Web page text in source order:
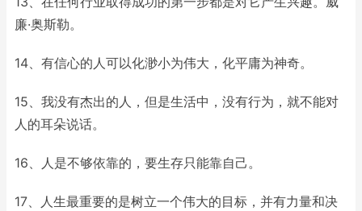
廉·奥斯勒。
14、有信心的人可以化渺小为伟大，化平庸为神奇。
15、我没有杰出的人，但是生活中，没有行为，就不能对
人的耳朵说话。
16、人是不够依靠的，要生存只能靠自己。
17、人生最重要的是树立一个伟大的目标，并有力量和决